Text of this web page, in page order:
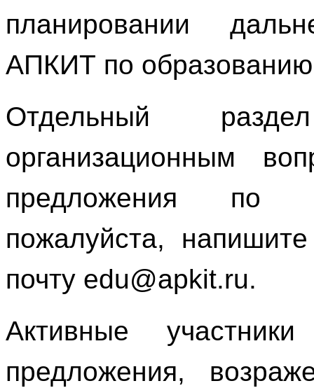
планировании
АПКИТ по
Отдельный
организационным
предложения по
пожалуйста,
почту edu@apkit.ru.
Активные
предложения,